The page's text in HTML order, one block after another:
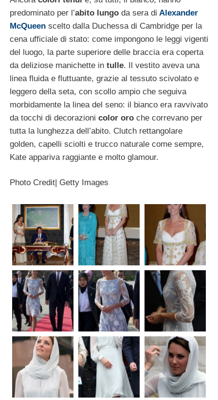
predominato per l’abito lungo da sera di Alexander
McQueen scelto dalla Duchessa di Cambridge per la
cena ufficiale di stato: come impongono le leggi vigenti
del luogo, la parte superiore delle braccia era coperta
da deliziose manichette in tulle. Il vestito aveva una
linea fluida e fluttuante, grazie al tessuto scivolato e
leggero della seta, con scollo ampio che seguiva
morbidamente la linea del seno: il bianco era ravvivato
da tocchi di decorazioni color oro che correvano per
tutta la lunghezza dell’abito. Clutch rettangolare
golden, capelli sciolti e trucco naturale come sempre,
Kate appariva raggiante e molto glamour.
Photo Credit| Getty Images